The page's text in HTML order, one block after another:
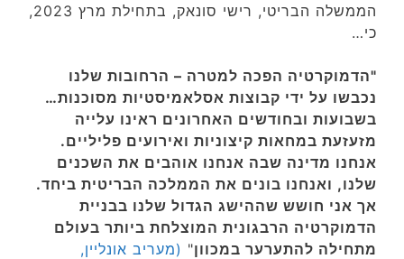
הממשלה הבריטי, רישי סונאק, בתחילת מרץ 2023,
כי…
"הדמוקרטיה הפכה למטרה – הרחובות שלנו
נכבשו על ידי קבוצות אסלאמיסטיות מסוכנות…
בשבועות ובחודשים האחרונים ראינו עלייה
מזעזעת במחאות קיצוניות ואירועים פליליים.
אנחנו מדינה שבה אנחנו אוהבים את השכנים
שלנו, ואנחנו בונים את הממלכה הבריטית ביחד.
אך אני חושש שההישג הגדול שלנו בבניית
הדמוקרטיה הרבגונית המוצלחת ביותר בעולם
מתחילה להתערער במכוון" (מעריב אונליין,